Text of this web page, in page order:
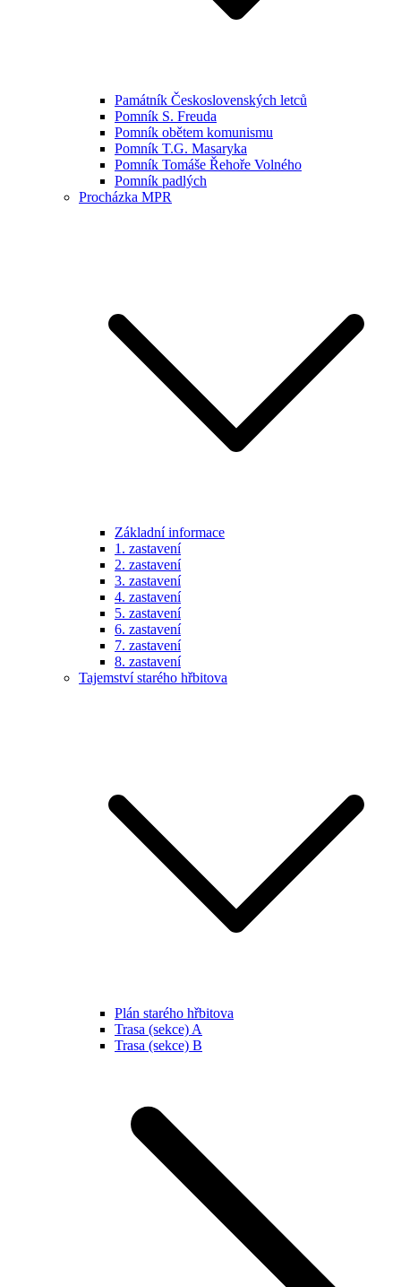
Památník Československých letců
Pomník S. Freuda
Pomník obětem komunismu
Pomník T.G. Masaryka
Pomník Tomáše Řehoře Volného
Pomník padlých
Procházka MPR
Základní informace
1. zastavení
2. zastavení
3. zastavení
4. zastavení
5. zastavení
6. zastavení
7. zastavení
8. zastavení
Tajemství starého hřbitova
Plán starého hřbitova
Trasa (sekce) A
Trasa (sekce) B